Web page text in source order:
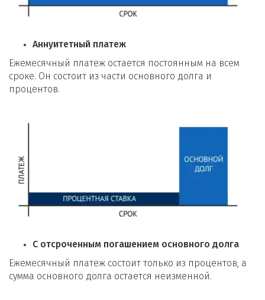
Аннуитетный платеж
Ежемесячный платеж остается постоянным на всем
сроке. Он состоит из части основного долга и
процентов.
С отсроченным погашением основного долга
Ежемесячный платеж состоит только из процентов, а
сумма основного долга остается неизменной.